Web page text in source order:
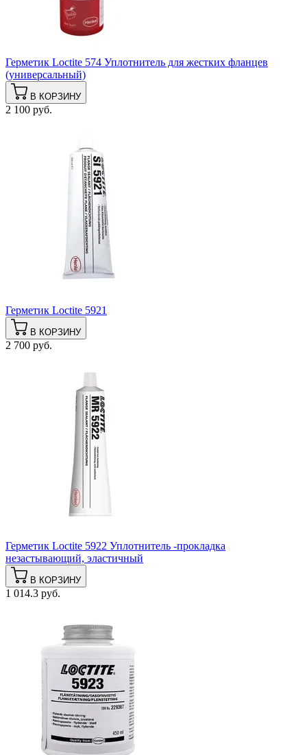
Герметик Loctite 574 Уплотнитель для жестких фланцев
(универсальный)
В КОРЗИНУ
2 100 руб.
Герметик Loctite 5921
В КОРЗИНУ
2 700 руб.
Герметик Loctite 5922 Уплотнитель -прокладка
незастывающий, эластичный
В КОРЗИНУ
1 014.3 руб.